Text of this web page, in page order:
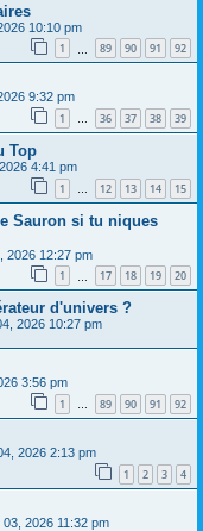
10:10 pm
1 89 90 91 92
9:32 pm
1 … 36 37 38 39
Top
4:41 pm
1 … 12 13 14 15
Sauron si tu niques
2026 12:27 pm
1 17 18 19 20
d'univers ?
2026 10:27 pm
3:56 pm
1 … 89 90 91 92
2026 2:13 pm
1 2 3 4
03, 2026 11:32 pm